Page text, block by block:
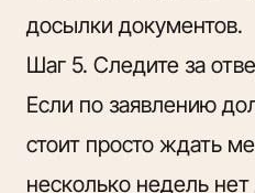
досылки документов.
Шаг 5. Следите за
Если по заявлению
стоит просто ждать
несколько недель